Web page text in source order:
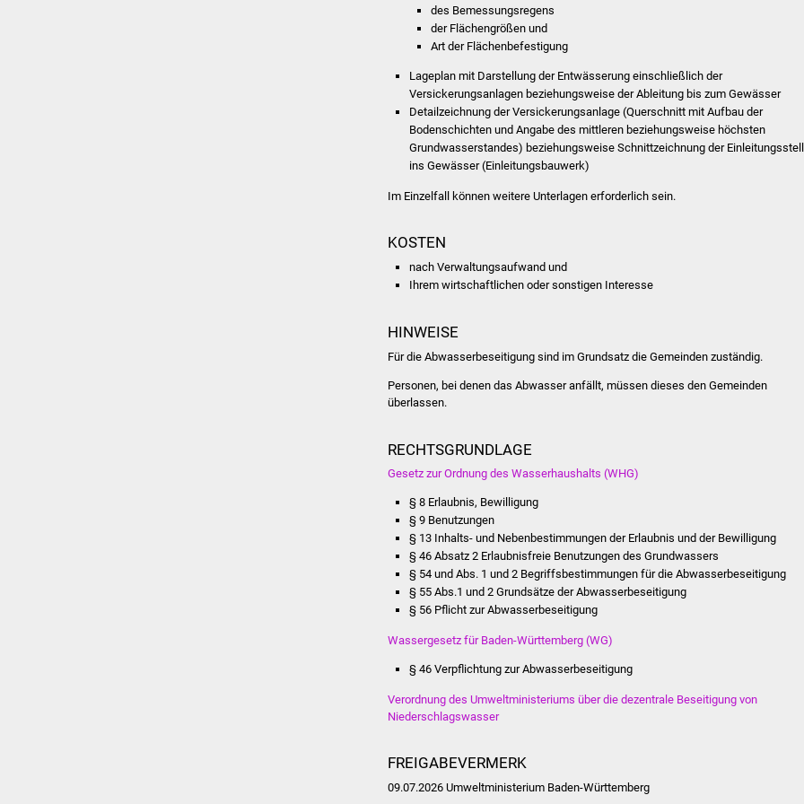
des Bemessungsregens
der Flächengrößen und
Art der Flächenbefestigung
Lageplan mit Darstellung der Entwässerung einschließlich der
Versickerungsanlagen beziehungsweise der Ableitung bis zum Gewässer
Detailzeichnung der Versickerungsanlage (Querschnitt mit Aufbau der
Bodenschichten und Angabe des mittleren beziehungsweise höchsten
Grundwasserstandes) beziehungsweise Schnittzeichnung der
ins Gewässer (Einleitungsbauwerk)
Im Einzelfall können weitere Unterlagen erforderlich sein.
KOSTEN
nach Verwaltungsaufwand und
Ihrem wirtschaftlichen oder sonstigen Interesse
HINWEISE
Für die Abwasserbeseitigung sind im Grundsatz die Gemeinden zuständig.
Personen, bei denen das Abwasser anfällt, müssen dieses den Gemeinden
überlassen.
RECHTSGRUNDLAGE
Gesetz zur Ordnung des Wasserhaushalts (WHG)
§ 8 Erlaubnis, Bewilligung
§ 9 Benutzungen
§ 13 Inhalts- und Nebenbestimmungen der Erlaubnis und der Bewilligung
§ 46 Absatz 2 Erlaubnisfreie Benutzungen des Grundwassers
§ 54 und Abs. 1 und 2 Begriffsbestimmungen für die Abwasserbeseitigung
§ 55 Abs.1 und 2 Grundsätze der Abwasserbeseitigung
§ 56 Pflicht zur Abwasserbeseitigung
Wassergesetz für Baden-Württemberg (WG)
§ 46 Verpflichtung zur Abwasserbeseitigung
Verordnung des Umweltministeriums über die dezentrale Beseitigung von
Niederschlagswasser
FREIGABEVERMERK
09.07.2026 Umweltministerium Baden-Württemberg